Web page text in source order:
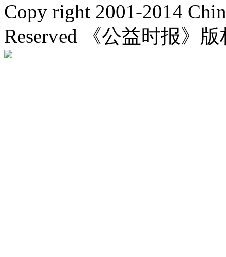
Copy right 2001-2014
Reserved 《公益时报》